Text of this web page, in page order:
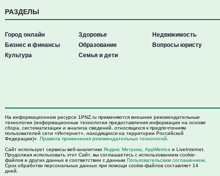
РАЗДЕЛЫ
Город онлайн
Бизнес и финансы
Культура
Здоровье
Образование
Семья и дети
Недвижимость
Вопросы юристу
На информационном ресурсе 1PNZ.ru применяются внешние рекомендательные
технологии (информационные технологии предоставления информации на основе
сбора, систематизации и анализа сведений, относящихся к предпочтениям
пользователей сети «Интернет», находящихся на территории Российской
Федерации)». Правила применения рекомендательных технологий
Сайт использует сервисы веб-аналитики Яндекс Метрика AppMetrica и LiveInternet.
Продолжая использовать этот Сайт, вы соглашаетесь с использованием cookie-
файлов и других данных в соответствии с данным Пользовательским соглашением
Срок обработки персональных данных при помощи cookie-файлов составляет 14
дней.